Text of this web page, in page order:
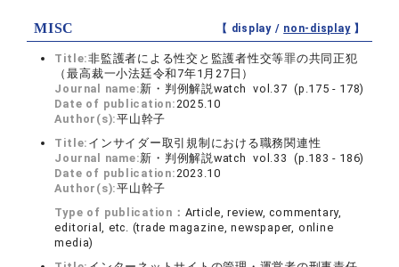
MISC 【 display / non-display】
Title:非監護者による性交と監護者性交等罪の共同正犯
（最高裁一小法廷令和7年1月27日）
Journal name:新・判例解説watch vol.37 (p.175 - 178)
Date of publication:2025.10
Author(s):平山幹子
Title: インサイダー取引規制における職務関連性
Journal name:新・判例解説watch vol.33 (p.183 - 186)
Date of publication:2023.10
Author(s):平山幹子
Type of publication： Article, review, commentary,
editorial, etc. (trade magazine, newspaper, online
media)